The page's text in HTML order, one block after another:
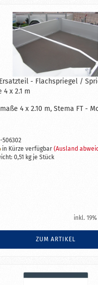
- Flachspriegel /
4 x 2.1 m
4 x 2.10 m, Stema FT -
506302
in Kürze verfügbar (Ausland
0,51 kg je Stück
inkl.
ZUM ARTIKEL